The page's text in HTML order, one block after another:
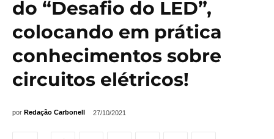
do “Desafio do LED”,
colocando em prática
conhecimentos sobre
circuitos elétricos!
por Redação Carbonell 27/10/2021